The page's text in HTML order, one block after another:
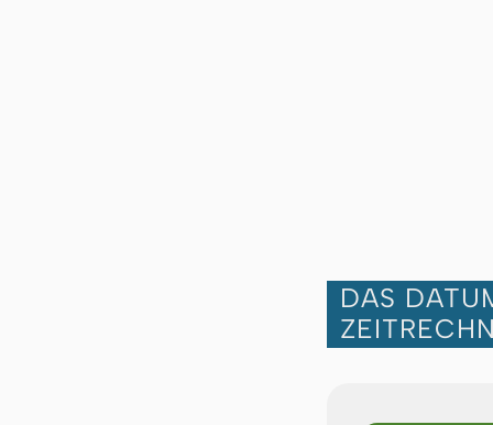
DAS